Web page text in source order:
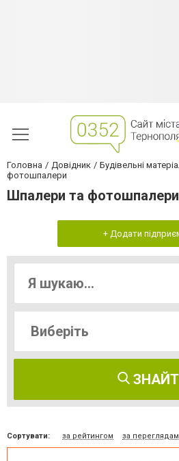
Головна Довідник Будівельні
фотошпалери
Шпалери та
+ Додати
Сортувати: за рейтингом за